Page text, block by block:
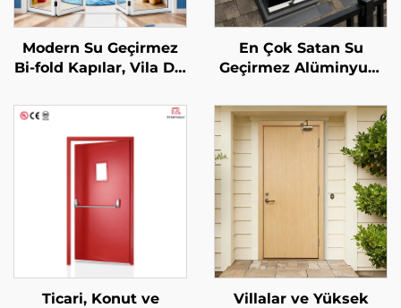
Modern Su Geçirmez
Bi-fold Kapılar, Vila Dış
Alüminyum
Katlanabilir Kapı
Bölmesi, Akordeon
Cam Katlanır Avlu
Kapı Sistemi
En Çok Satan Su
Geçirmez Alüminyum
Tavan Penceresi,
Aydınlatmalı Vila Otel
Çatı Penceresi Tavan
Penceresi
Ticari, Konut ve
Villalar ve Yüksek